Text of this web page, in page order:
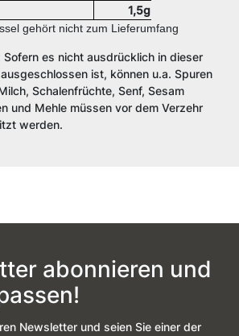
1,5g
gehört nicht zum Lieferumfang
Sofern es nicht ausdrücklich in dieser
ist, können u.a. Spuren
Schalenfrüchte, Senf, Sesam
und Mehle müssen vor dem Verzehr
werden.
abonnieren und
Newsletter und seien Sie einer der